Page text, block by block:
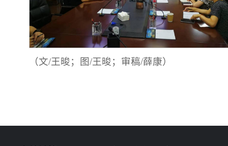
（文/王晙；图/王晙；审稿/薛康）